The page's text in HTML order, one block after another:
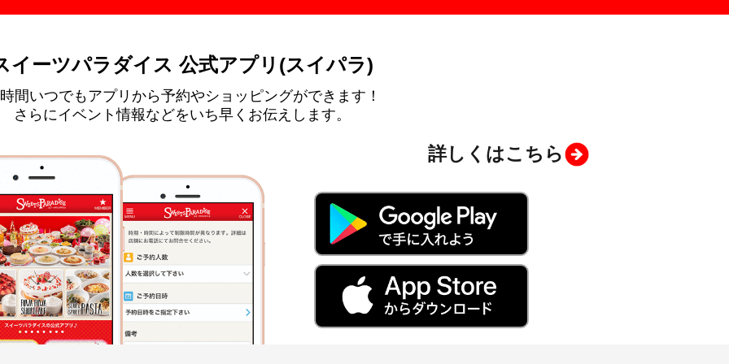
イーツパラダイス 公式アプリ(スイパラ)
間いつでもアプリから予約やショッピングができます！
さらにイベント情報などをいち早くお伝えします。
詳しくはこちら